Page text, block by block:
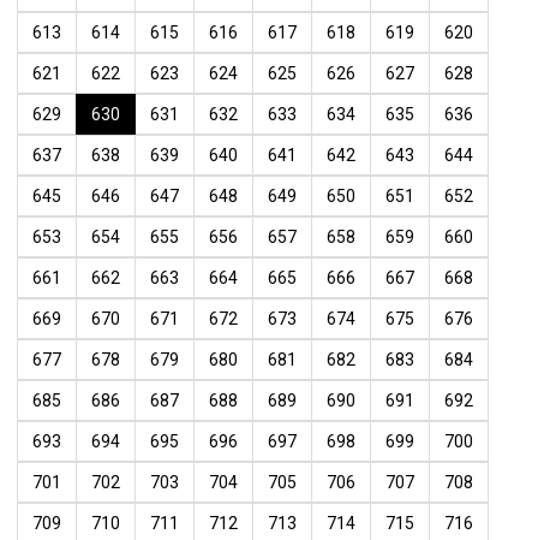
613 614 615 616 617 618 619 620
621 622 623 624 625 626 627 628
629 630 631 632 633 634 635 636
637 638 639 640 641 642 643 644
645 646 647 648 649 650 651 652
653 654 655 656 657 658 659 660
661 662 663 664 665 666 667 668
669 670 671 672 673 674 675 676
677 678 679 680 681 682 683 684
685 686 687 688 689 690 691 692
693 694 695 696 697 698 699 700
701 702 703 704 705 706 707 708
709 710 711 712 713 714 715 716